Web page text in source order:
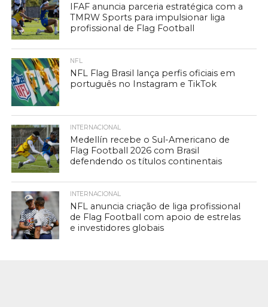
IFAF anuncia parceria estratégica com a
TMRW Sports para impulsionar liga
profissional de Flag Football
NFL
NFL Flag Brasil lança perfis oficiais em
português no Instagram e TikTok
INTERNACIONAL
Medellín recebe o Sul-Americano de
Flag Football 2026 com Brasil
defendendo os títulos continentais
INTERNACIONAL
NFL anuncia criação de liga profissional
de Flag Football com apoio de estrelas
e investidores globais